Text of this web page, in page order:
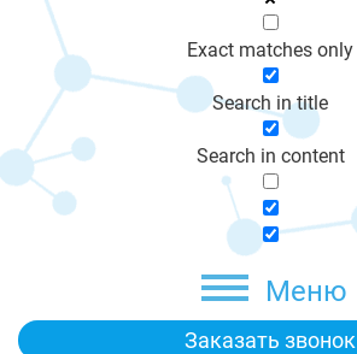
Exact matches only
Search in title
Search in content
Меню
Заказать звонок